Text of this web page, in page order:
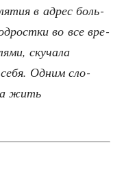
в адрес боль­
во все вре­
ску­ча­ла
себя. Одним сло­
жить